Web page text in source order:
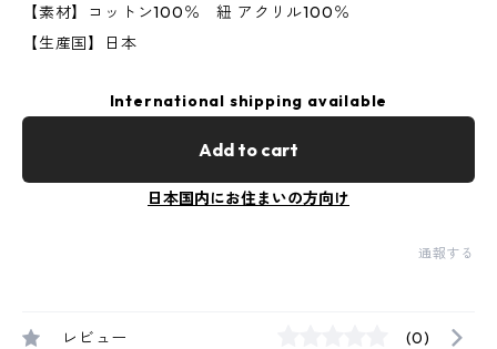
【素材】コットン100％ 紐 アクリル100％
【生産国】日本
International shipping available
Add to cart
日本国内にお住まいの方向け
通報する
レビュー (0)